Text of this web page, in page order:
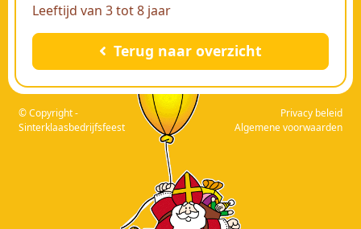
Leeftijd van 3 tot 8 jaar
Terug naar overzicht
© Copyright -
Sinterklaasbedrijfsfeest
Privacy beleid
Algemene voorwaarden